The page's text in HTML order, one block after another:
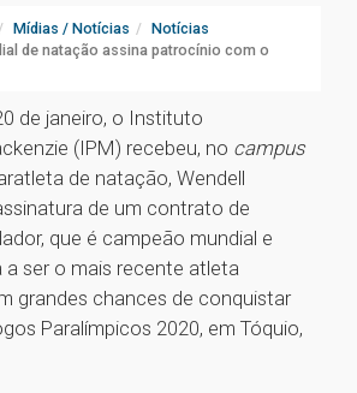
Mídias / Notícias
Notícias
de natação assina patrocínio com o
de janeiro, o Instituto
(IPM) recebeu, no campus
de natação, Wendell
de um contrato de
que é campeão mundial e
a ser o mais recente atleta
grandes chances de conquistar
Paralímpicos 2020, em Tóquio,